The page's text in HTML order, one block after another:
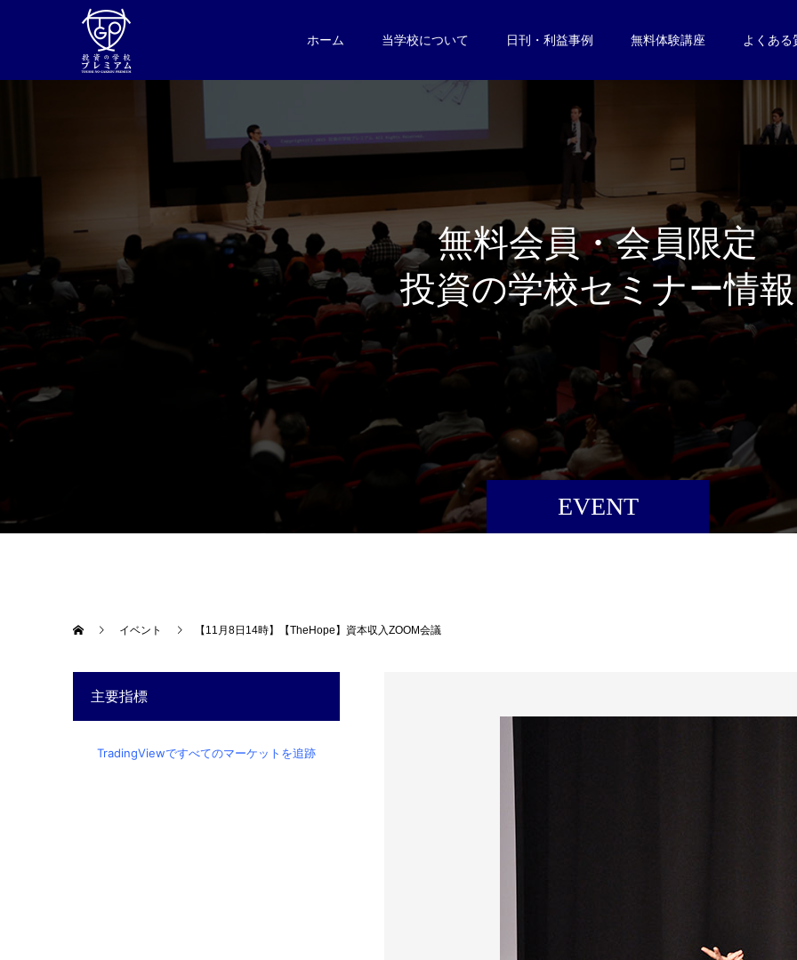
ホーム 当学校について 日刊・利益事例 無料体験講座 よくある
EVENT
無料会員・会員 限定
投資の学校セミナー情報
イベント 【11月8日14時】【TheHope】資本収入ZOOM会議
主要指標
TradingViewですべてのマーケットを追跡